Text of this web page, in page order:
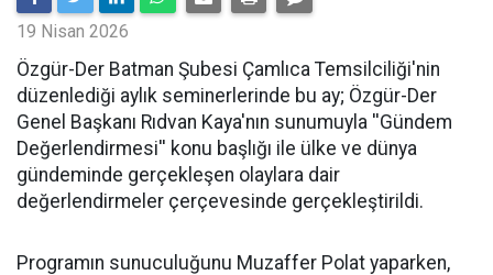
19 Nisan 2026
​Özgür-Der Batman Şubesi Çamlıca Temsilciliği'nin
düzenlediği aylık seminerlerinde bu ay; Özgür-Der
Genel Başkanı Rıdvan Kaya'nın sunumuyla ''Gündem
Değerlendirmesi'' konu başlığı ile ülke ve dünya
gündeminde gerçekleşen olaylara dair
değerlendirmeler çerçevesinde gerçekleştirildi.
Programın sunuculuğunu Muzaffer Polat yaparken,